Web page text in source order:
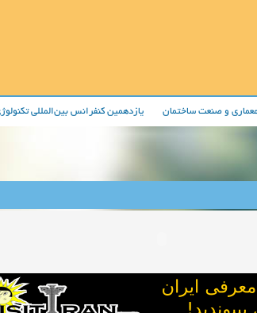
و صنعت ساختمان يازدهمين کنفرانس بين‌المللی